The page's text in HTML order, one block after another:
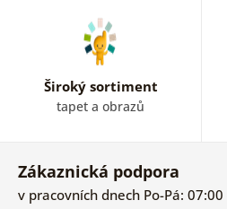
Široký sortiment
tapet a obrazů
Zákaznická podpora
v pracovních dnech Po-Pá: 07:00